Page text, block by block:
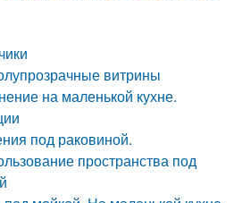
витрины
на маленькой кухне.
под раковиной.
пространства под